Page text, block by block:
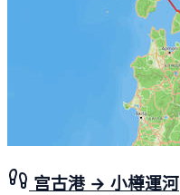
宫古港 → 小樽運河